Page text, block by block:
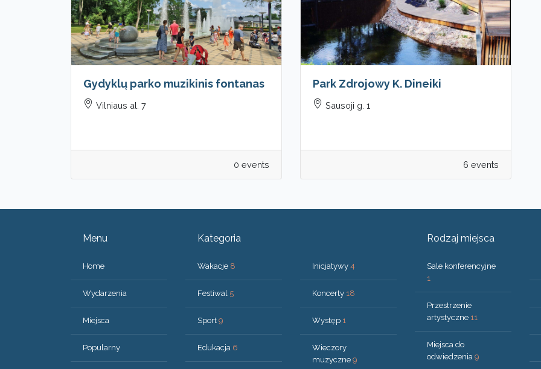
Gydyklų parko muzikinis fontanas
Vilniaus al. 7
0 events
Park Zdrojowy K. Dineiki
Sausoji g. 1
6 events
Menu
Home
Wydarzenia
Miejsca
Popularny
Kategoria
Wakacje 8
Festiwal 5
Sport 9
Edukacja 6
Inicjatywy 4
Koncerty 18
Występ 1
Wieczory
muzyczne 9
Rodzaj miejsca
Sale konferencyjne
1
Przestrzenie
artystyczne 11
Miejsca do
odwiedzenia 9